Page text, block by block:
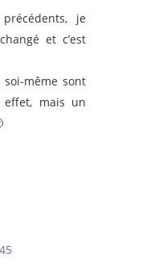
je
et c’est
même sont
mais un